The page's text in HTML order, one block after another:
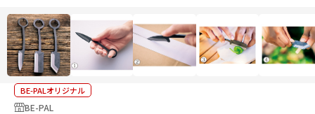
BE-PALオリジナル
BE-PAL